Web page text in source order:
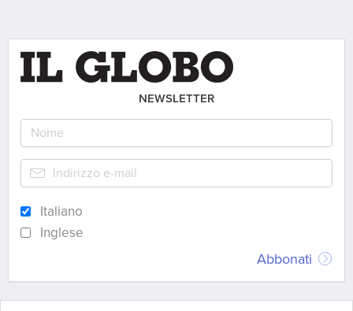
NEWSLETTER
Italiano
Inglese
Abbonati